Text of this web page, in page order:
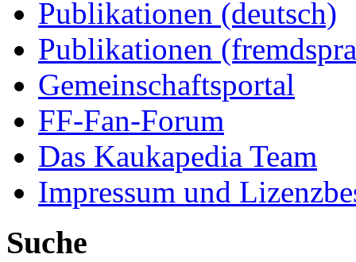
Publikationen (deutsch)
Publikationen
Gemeinschaftsportal
FF-Fan-Forum
Das Kaukapedia Team
Impressum und
Suche